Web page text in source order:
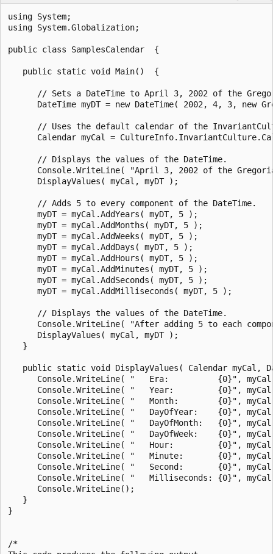
using System;
using System.Globalization;
public class SamplesCalendar  {
   public static void Main()  {
// Sets a DateTime to April 3, 2002 of the
DateTime myDT = new DateTime( 2002, 4, 3, new
// Uses the default calendar of the
Calendar myCal =
      // Displays the values of the DateTime.
Console.WriteLine( "April 3, 2002 of the
      DisplayValues( myCal, myDT );
      // Adds 5 to every component of the DateTime.
      myDT = myCal.AddYears( myDT, 5 );
      myDT = myCal.AddMonths( myDT, 5 );
      myDT = myCal.AddWeeks( myDT, 5 );
      myDT = myCal.AddDays( myDT, 5 );
      myDT = myCal.AddHours( myDT, 5 );
      myDT = myCal.AddMinutes( myDT, 5 );
      myDT = myCal.AddSeconds( myDT, 5 );
      myDT = myCal.AddMilliseconds( myDT, 5 );
      // Displays the values of the DateTime.
Console.WriteLine( "After adding 5 to each
      DisplayValues( myCal, myDT );
   }
public static void DisplayValues( Calendar myCal,
Console.WriteLine( "   Era:          {0}",
Console.WriteLine( "   Year:         {0}",
Console.WriteLine( "   Month:        {0}",
Console.WriteLine( "   DayOfYear:    {0}",
Console.WriteLine( "   DayOfMonth:   {0}",
Console.WriteLine( "   DayOfWeek:    {0}",
Console.WriteLine( "   Hour:         {0}",
Console.WriteLine( "   Minute:       {0}",
Console.WriteLine( "   Second:       {0}",
Console.WriteLine( "   Milliseconds: {0}",
      Console.WriteLine();
   }
}
/*